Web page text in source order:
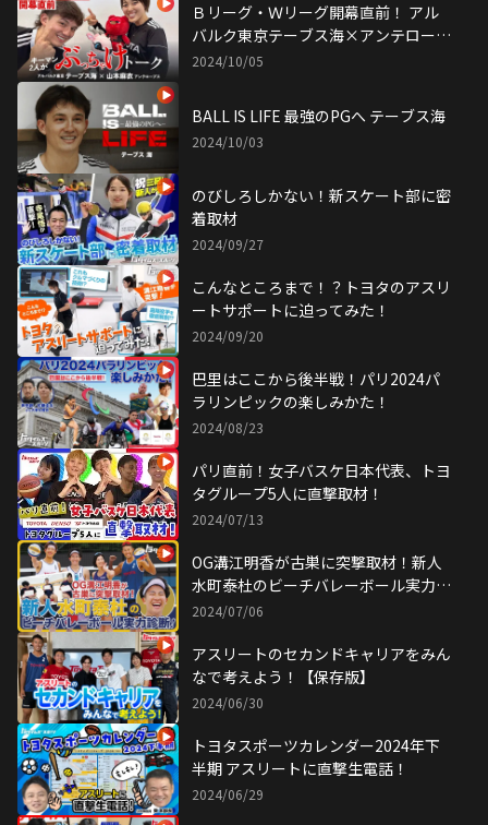
Ｂリーグ・Ｗリーグ開幕直前！ アル
バルク東京テーブス海×アンテロープ
ス山本麻衣 キーマン二人がぶっちゃ
2024/10/05
BALL IS LIFE 最強のPGへ テーブス海
2024/10/03
のびしろしかない！新スケート部に密
着取材
2024/09/27
こんなところまで！？トヨタのアスリ
ートサポートに迫ってみた！
2024/09/20
巴里はここから後半戦！パリ2024パ
ラリンピックの楽しみかた！
2024/08/23
パリ直前！女子バスケ日本代表、トヨ
タグループ5人に直撃取材！
2024/07/13
OG溝江明香が古巣に突撃取材！新人
水町泰杜のビーチバレーボール実力診
断！
2024/07/06
アスリートのセカンドキャリアをみん
なで考えよう！【保存版】
2024/06/30
トヨタスポーツカレンダー2024年下
半期 アスリートに直撃生電話！
2024/06/29